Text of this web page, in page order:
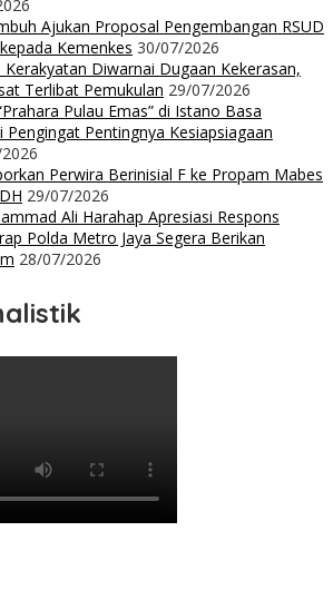
Ajukan Proposal Pengembangan RSUD
Kemenkes 30/07/2026
Kerakyatan Diwarnai Dugaan Kekerasan,
Terlibat Pemukulan 29/07/2026
Pulau Emas” di Istano Basa
Pengingat Pentingnya Kesiapsiagaan
Perwira Berinisial F ke Propam Mabes
29/07/2026
Ali Harahap Apresiasi Respons
Polda Metro Jaya Segera Berikan
28/07/2026